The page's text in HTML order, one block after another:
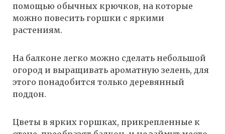
помощью обычных крючков, на которые
можно повесить горшки с яркими
растениям.
На балконе легко можно сделать небольшой
огород и выращивать ароматную зелень, для
этого понадобится только деревянный
поддон.
Цветы в ярких горшках, прикрепленные к